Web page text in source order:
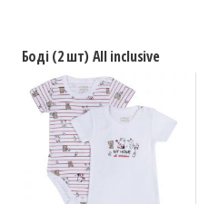
Боді (2 шт) All inclusive